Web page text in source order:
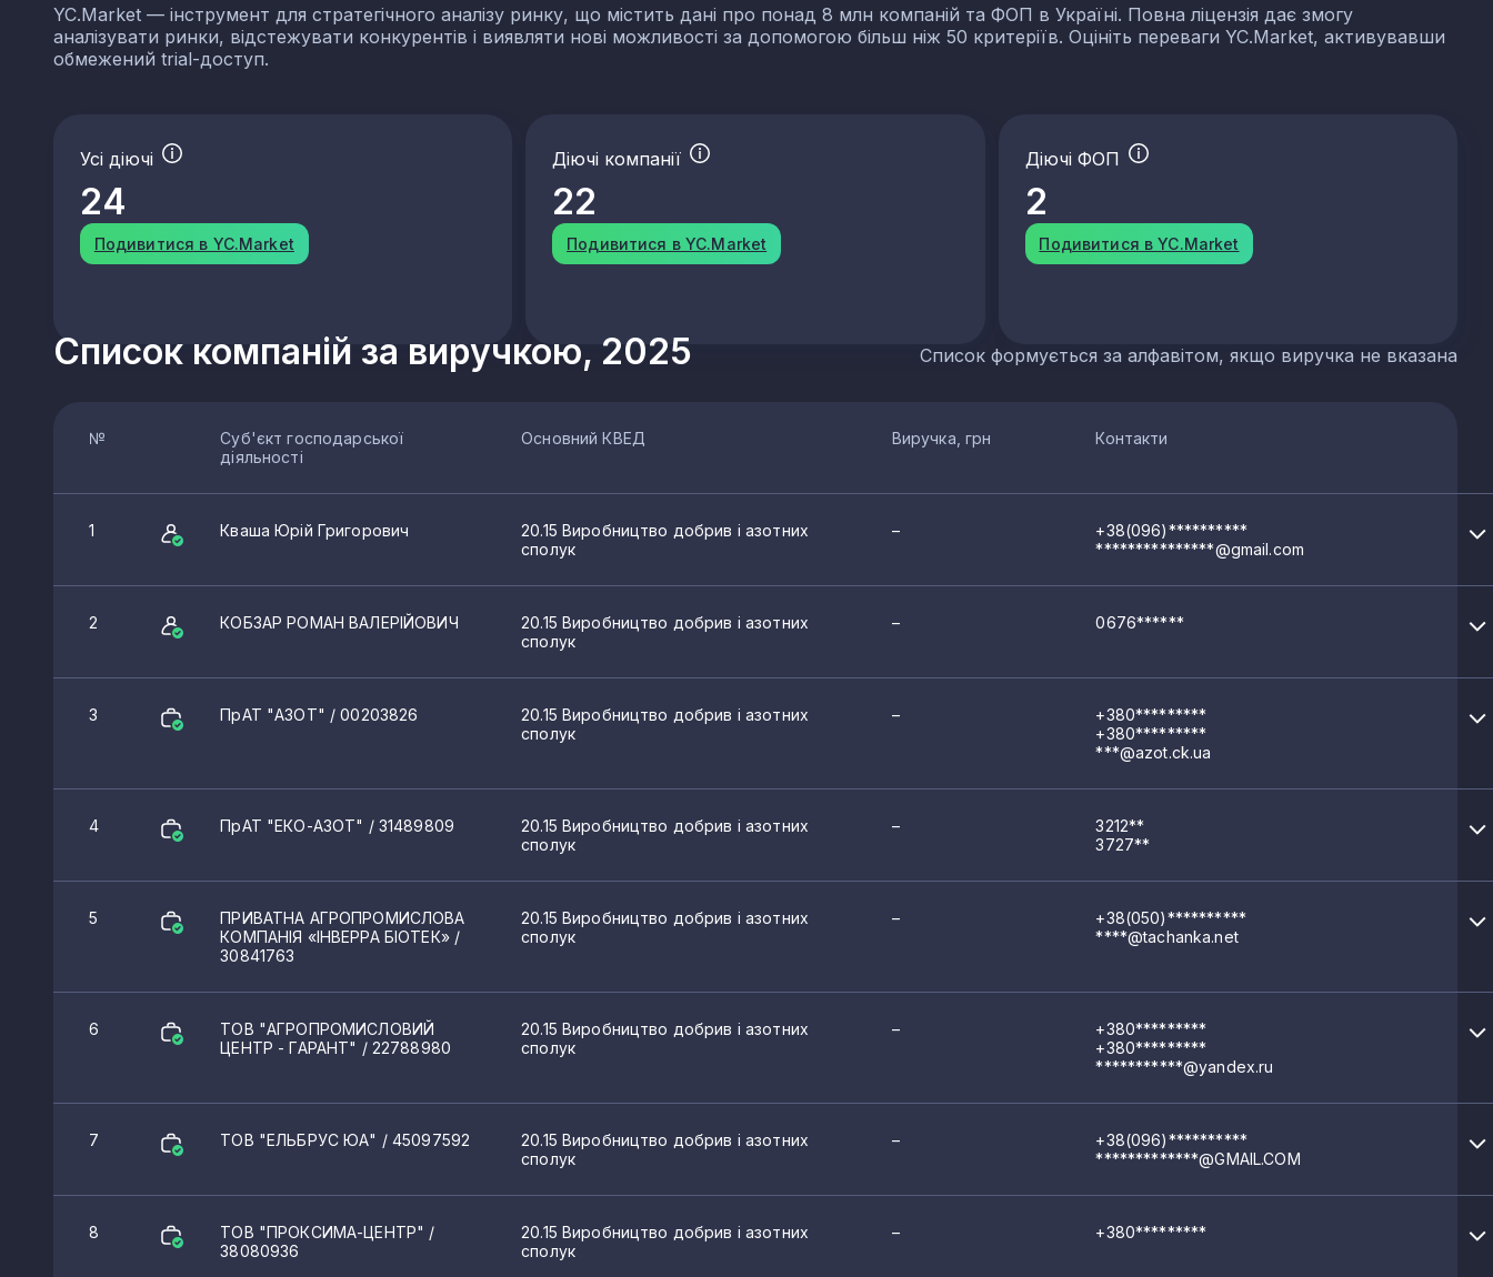
YC.Market — інструмент для стратегічного аналізу ринку, що містить дані про понад 8 млн компаній та ФОП в Україні. Повна ліцензія дає змогу
аналізувати ринки, відстежувати конкурентів і виявляти нові можливості за допомогою більш ніж 50 критеріїв. Оцініть переваги YC.Market, активувавши
обмежений trial-доступ.
Усі діючі
24
Подивитися в YC.Market
Діючі компанії
22
Подивитися в YC.Market
Діючі ФОП
2
Подивитися в YC.Market
Список компаній за виручкою, 2025 Список формується за алфавітом, якщо виручка не вказана
№
Суб'єкт господарської
діяльності
Основний КВЕД Виручка, грн Контакти
1 Кваша Юрій Григорович
20.15 Виробництво добрив і азотних
сполук
–
+38(096)**********
***************@gmail.com
2 КОБЗАР РОМАН ВАЛЕРІЙОВИЧ
20.15 Виробництво добрив і азотних
сполук
– 0676******
3 ПрАТ "АЗОТ" / 00203826
20.15 Виробництво добрив і азотних
сполук
–
+380*********
+380*********
***@azot.ck.ua
4 ПрАТ "ЕКО-АЗОТ" / 31489809
20.15 Виробництво добрив і азотних
сполук
–
3212**
3727**
5
ПРИВАТНА АГРОПРОМИСЛОВА
КОМПАНІЯ «ІНВЕРРА БІОТЕК» /
30841763
20.15 Виробництво добрив і азотних
сполук
–
+38(050)**********
****@tachanka.net
6
ТОВ "АГРОПРОМИСЛОВИЙ
ЦЕНТР - ГАРАНТ" / 22788980
20.15 Виробництво добрив і азотних
сполук
–
+380*********
+380*********
***********@yandex.ru
7 ТОВ "ЕЛЬБРУС ЮА" / 45097592
20.15 Виробництво добрив і азотних
сполук
–
+38(096)**********
*************@GMAIL.COM
8 ТОВ "ПРОКСИМА-ЦЕНТР" /
38080936
20.15 Виробництво добрив і азотних
сполук
– +380*********